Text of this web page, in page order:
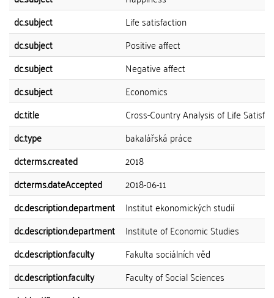
dc.subject
Life satisfaction
dc.subject
Positive affect
dc.subject
Negative affect
dc.subject
Economics
dc.title
Cross-Country Analysis of Life
dc.type
bakalářská práce
dcterms.created
2018
dcterms.dateAccepted
2018-06-11
dc.description.department
Institut ekonomických studií
dc.description.department
Institute of Economic Studies
dc.description.faculty
Fakulta sociálních věd
dc.description.faculty
Faculty of Social Sciences